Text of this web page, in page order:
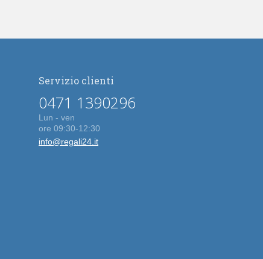
Servizio clienti
0471 1390296
Lun - ven
ore 09:30-12:30
info@regali24.it